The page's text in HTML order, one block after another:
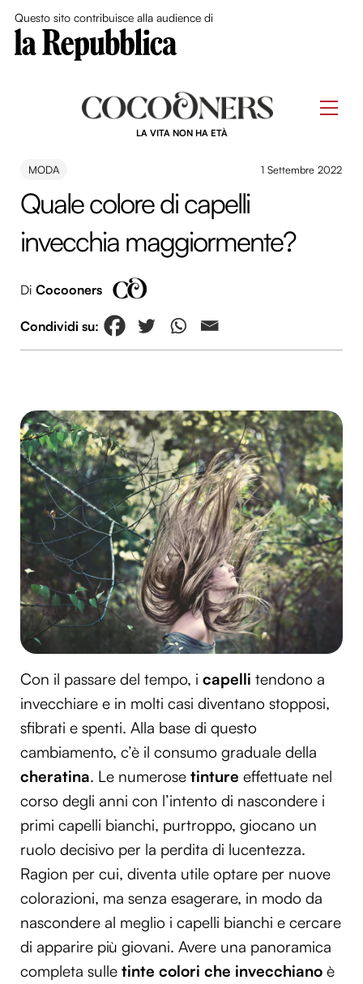
Questo sito contribuisce alla audience di
LA VITA NON HA ETÀ
MODA 1 Settembre 2022
Quale colore di capelli
invecchia maggiormente?
Di Cocooners
Con il passare del tempo, i capelli tendono a
invecchiare e in molti casi diventano stopposi,
sfibrati e spenti. Alla base di questo
cambiamento, c’è il consumo graduale della
cheratina. Le numerose tinture effettuate nel
corso degli anni con l’intento di nascondere i
primi capelli bianchi, purtroppo, giocano un
ruolo decisivo per la perdita di lucentezza.
Ragion per cui, diventa utile optare per nuove
colorazioni, ma senza esagerare, in modo da
nascondere al meglio i capelli bianchi e cercare
di apparire più giovani. Avere una panoramica
completa sulle tinte colori che invecchiano è